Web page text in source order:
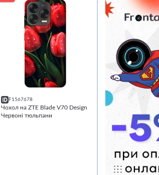
F1567678
Чохол на ZTE Blade V70 Design
Червоні тюльпани